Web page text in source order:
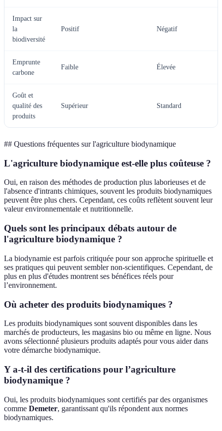
Impact sur
la
biodiversité
Positif Négatif
Emprunte
carbone
Faible Élevée
Goût et
qualité des
produits
Supérieur Standard
## Questions fréquentes sur l'agriculture biodynamique
L'agriculture biodynamique est-elle plus coûteuse ?
Oui, en raison des méthodes de production plus laborieuses et de
l'absence d'intrants chimiques, souvent les produits biodynamiques
peuvent être plus chers. Cependant, ces coûts reflètent souvent leur
valeur environnementale et nutritionnelle.
Quels sont les principaux débats autour de
l'agriculture biodynamique ?
La biodynamie est parfois critiquée pour son approche spirituelle et
ses pratiques qui peuvent sembler non-scientifiques. Cependant, de
plus en plus d'études montrent ses bénéfices réels pour
l’environnement.
Où acheter des produits biodynamiques ?
Les produits biodynamiques sont souvent disponibles dans les
marchés de producteurs, les magasins bio ou même en ligne. Nous
avons sélectionné plusieurs produits adaptés pour vous aider dans
votre démarche biodynamique.
Y a-t-il des certifications pour l’agriculture
biodynamique ?
Oui, les produits biodynamiques sont certifiés par des organismes
comme Demeter, garantissant qu'ils répondent aux normes
biodynamiques.